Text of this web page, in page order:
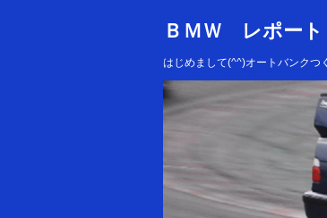
ＢＭＷ レポート
はじめまして(^^)オートバンクつ